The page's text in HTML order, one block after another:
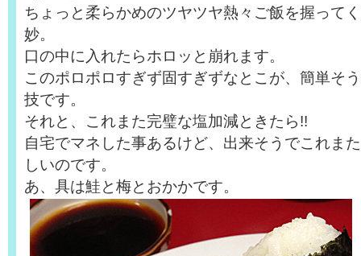
ちょっと柔らかめのツヤツヤ熱々ご飯を握って
妙。
口の中に入れたらホロッと崩れます。
このポロポロすぎず固すぎずなとこが、簡単そ
技です。
それと、これまた完璧な塩加減ときたら!!
自宅でマネした事あるけど、出来そうでこれま
しいのです。
あ、具は鮭と梅とおかかです。